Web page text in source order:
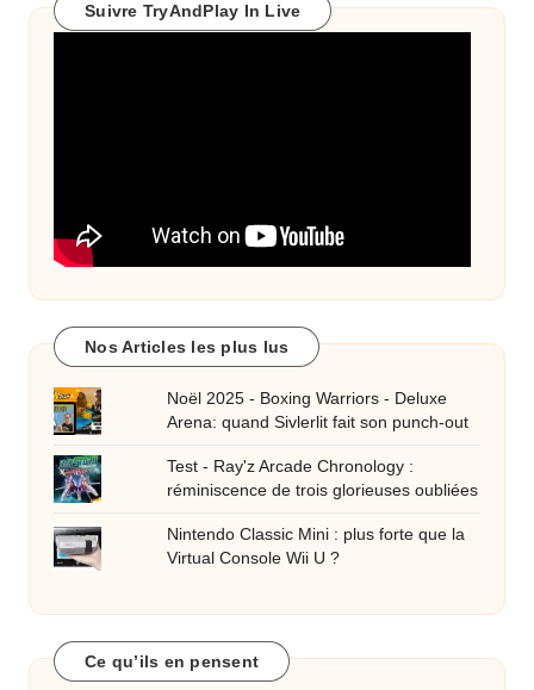
Suivre TryAndPlay In Live
Nos Articles les plus lus
Noël 2025 - Boxing Warriors - Deluxe
Arena: quand Sivlerlit fait son punch-out
Test - Ray'z Arcade Chronology :
réminiscence de trois glorieuses oubliées
Nintendo Classic Mini : plus forte que la
Virtual Console Wii U ?
Ce qu’ils en pensent